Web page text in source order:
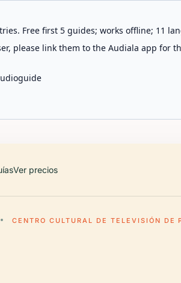
Free first 5 guides; works offline; 11
please link them to the Audiala app for
Ver precios
CENTRO CULTURAL DE TELEVISIÓN DE